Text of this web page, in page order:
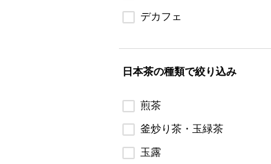
デカフェ
日本茶の種類で絞り込み
煎茶
釜炒り茶・玉緑茶
玉露